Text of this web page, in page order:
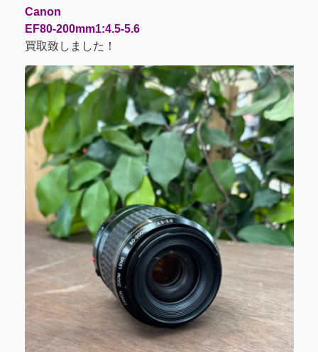
Canon
EF80-200mm1:4.5-5.6
買取致しました！